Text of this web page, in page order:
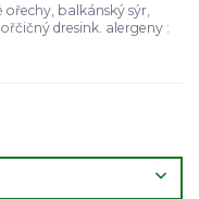
balkánský sýr,
dresink. alergeny :